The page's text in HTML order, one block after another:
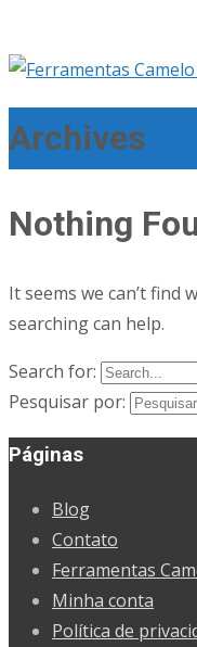
Archives
Nothing
It seems we can’t find
searching can help.
Search for:
Pesquisar por:
Páginas
Blog
Contato
Ferramentas
Minha conta
Política de